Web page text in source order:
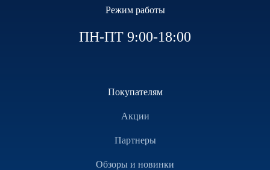
Режим работы
ПН-ПТ 9:00-18:00
Покупателям
Акции
Партнеры
Обзоры и новинки